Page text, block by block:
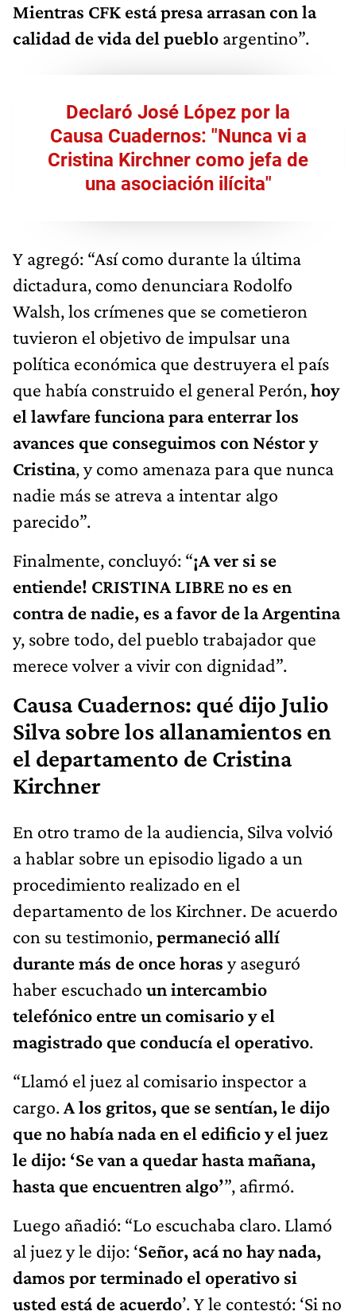
Mientras CFK está presa arrasan con la
calidad de vida del pueblo argentino”.
Declaró José López por la
Causa Cuadernos: "Nunca vi a
Cristina Kirchner como jefa de
una asociación ilícita"
Y agregó: “Así como durante la última
dictadura, como denunciara Rodolfo
Walsh, los crímenes que se cometieron
tuvieron el objetivo de impulsar una
política económica que destruyera el país
que había construido el general Perón,hoy
el lawfare funciona para enterrar los
avances que conseguimos con Néstor y
Cristina, y como amenaza para que nunca
nadie más se atreva a intentar algo
parecido”.
Finalmente, concluyó: “¡A ver si se
entiende! CRISTINA LIBRE no es en
contra de nadie, es a favor de la Argentina
y, sobre todo, del pueblo trabajador que
merece volver a vivir con dignidad”.
Causa Cuadernos: qué dijo Julio
Silva sobre los allanamientos en
el departamento de Cristina
Kirchner
En otro tramo de la audiencia, Silva volvió
a hablar sobre un episodio ligado a un
procedimiento realizado en el
departamento de los Kirchner. De acuerdo
con su testimonio,permaneció allí
durante más de once horas y aseguró
haber escuchado un intercambio
telefónico entre un comisario y el
magistrado que conducía el operativo.
“Llamó el juez al comisario inspector a
cargo.A los gritos, que se sentían, le dijo
que no había nada en el edificio y el juez
le dijo: ‘Se van a quedar hasta mañana,
hasta que encuentren algo’”, afirmó.
Luego añadió: “Lo escuchaba claro. Llamó
al juez y le dijo: ‘Señor, acá no hay nada,
damos por terminado el operativo si
usted está de acuerdo’. Y le contestó: ‘Si no